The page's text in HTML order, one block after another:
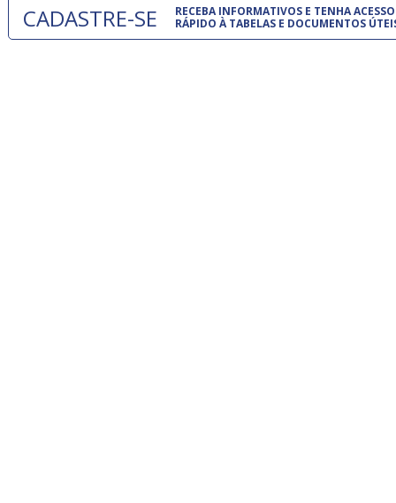
CADASTRE-SE
RECEBA INFORMATIVOS E TENHA ACESSO
RÁPIDO À TABELAS E DOCUMENTOS